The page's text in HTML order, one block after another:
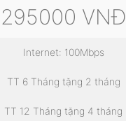
295000 VNĐ
Internet: 100Mbps
TT 6 Tháng tặng 2 tháng
TT 12 Tháng tặng 4 tháng